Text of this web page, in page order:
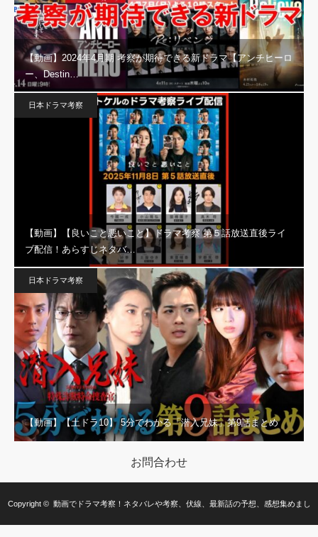
【動画】2024年4月期 考察が期待できる新ドラマ【アンチヒーロ
ー、Destin…
日本ドラマ考察
【動画】【良いこと悪いこと】ドラマ考察 第５話放送直後ライ
ブ配信！あらすじネタバ…
日本ドラマ考察
【動画】【土ドラ10】 5分でわかる「潜入兄妹」第9話まとめ
お問合わせ
Copyright © 動画でドラマ考察！ネタバレや考察、伏線、最新話の予想、感想集めまし